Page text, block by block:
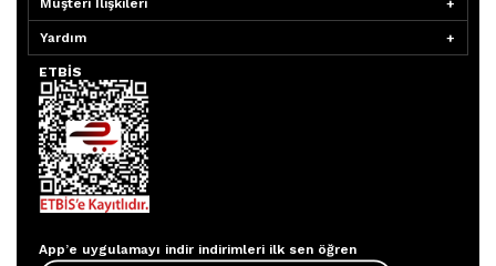
Müşteri İlişkileri
Yardım
ETBİS
App’e uygulamayı indir indirimleri ilk sen öğren